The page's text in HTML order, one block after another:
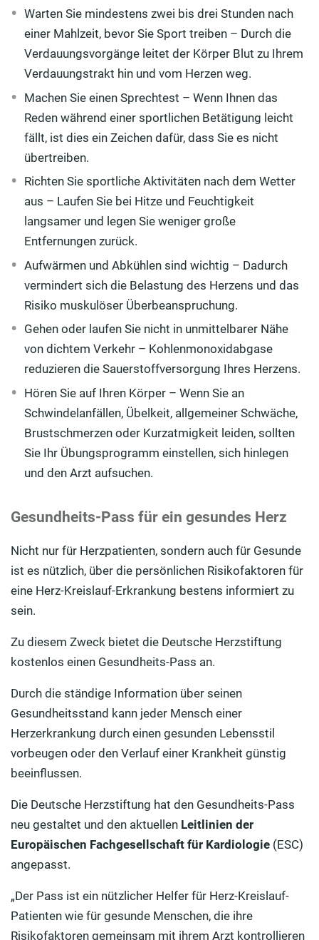
Warten Sie mindestens zwei bis drei Stunden nach
einer Mahlzeit, bevor Sie Sport treiben – Durch die
Verdauungsvorgänge leitet der Körper Blut zu Ihrem
Verdauungstrakt hin und vom Herzen weg.
Machen Sie einen Sprechtest – Wenn Ihnen das
Reden während einer sportlichen Betätigung leicht
fällt, ist dies ein Zeichen dafür, dass Sie es nicht
übertreiben.
Richten Sie sportliche Aktivitäten nach dem Wetter
aus – Laufen Sie bei Hitze und Feuchtigkeit
langsamer und legen Sie weniger große
Entfernungen zurück.
Aufwärmen und Abkühlen sind wichtig – Dadurch
vermindert sich die Belastung des Herzens und das
Risiko muskulöser Überbeanspruchung.
Gehen oder laufen Sie nicht in unmittelbarer Nähe
von dichtem Verkehr – Kohlenmonoxidabgase
reduzieren die Sauerstoffversorgung Ihres Herzens.
Hören Sie auf Ihren Körper – Wenn Sie an
Schwindelanfällen, Übelkeit, allgemeiner Schwäche,
Brustschmerzen oder Kurzatmigkeit leiden, sollten
Sie Ihr Übungsprogramm einstellen, sich hinlegen
und den Arzt aufsuchen.
Gesundheits-Pass für ein gesundes Herz
Nicht nur für Herzpatienten, sondern auch für Gesunde
ist es nützlich, über die persönlichen Risikofaktoren für
eine Herz-Kreislauf-Erkrankung bestens informiert zu
sein.
Zu diesem Zweck bietet die Deutsche Herzstiftung
kostenlos einen Gesundheits-Pass an.
Durch die ständige Information über seinen
Gesundheitsstand kann jeder Mensch einer
Herzerkrankung durch einen gesunden Lebensstil
vorbeugen oder den Verlauf einer Krankheit günstig
beeinflussen.
Die Deutsche Herzstiftung hat den Gesundheits-Pass
neu gestaltet und den aktuellen Leitlinien der
Europäischen Fachgesellschaft für Kardiologie (ESC)
angepasst.
„Der Pass ist ein nützlicher Helfer für Herz-Kreislauf-
Patienten wie für gesunde Menschen, die ihre
Risikofaktoren gemeinsam mit ihrem Arzt kontrollieren